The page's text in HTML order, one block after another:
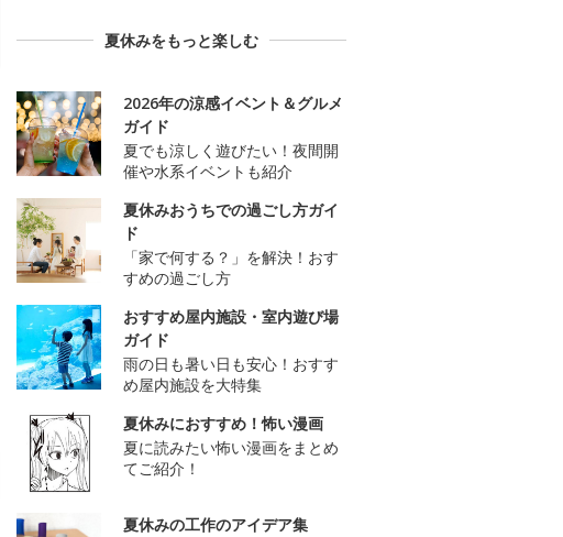
夏休みをもっと楽しむ
2026年の涼感イベント＆グルメ
ガイド
夏でも涼しく遊びたい！夜間開
催や水系イベントも紹介
夏休みおうちでの過ごし方ガイ
ド
「家で何する？」を解決！おす
すめの過ごし方
おすすめ屋内施設・室内遊び場
ガイド
雨の日も暑い日も安心！おすす
め屋内施設を大特集
夏休みにおすすめ！怖い漫画
夏に読みたい怖い漫画をまとめ
てご紹介！
夏休みの工作のアイデア集